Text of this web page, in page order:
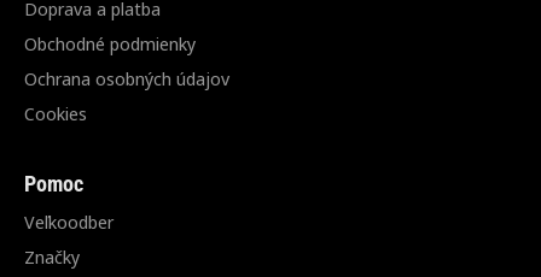
Doprava a platba
Obchodné podmienky
Ochrana osobných údajov
Cookies
Pomoc
Veľkoodber
Značky